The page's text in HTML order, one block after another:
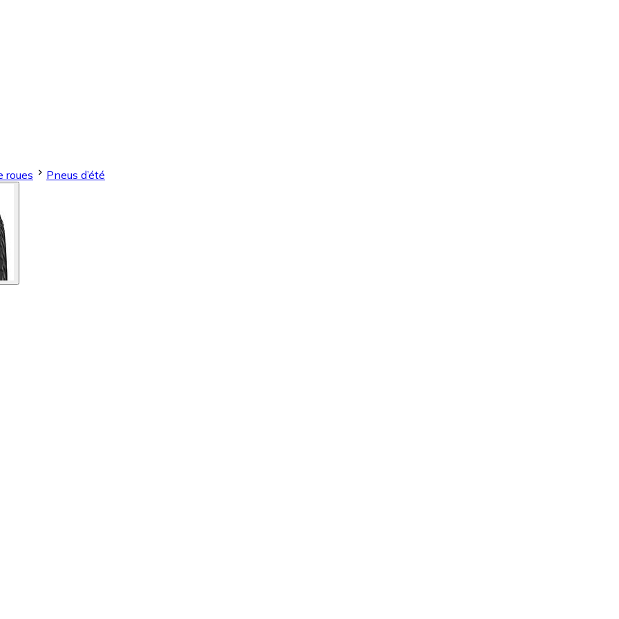
roues Pneus d’été